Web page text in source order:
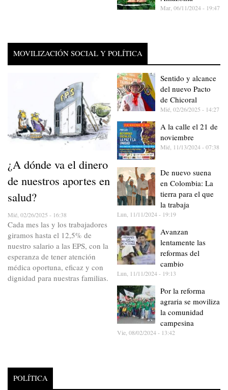
Mar, 06/11/2024 - 19:47
MOVILIZACIÓN SOCIAL Y POLÍTICA
¿A dónde va el dinero
de nuestros aportes en
salud?
Mié, 02/26/2025 - 16:38
Cada mes las y los trabajadores
giramos hasta el 12,5% de
nuestro salario a las EPS, con la
esperanza de tener atención
médica oportuna, eficaz y con
dignidad para nuestras familias.
Sentido y alcance
del nuevo Pacto
de Chicoral
Mié, 02/26/2025 - 14:27
A la calle el 21 de
noviembre
Mié, 11/13/2024 - 07:38
De nuevo suena
en Colombia: La
tierra para el que
la trabaja
Lun, 11/11/2024 - 19:19
Avanzan
lentamente las
reformas del
cambio
Lun, 11/11/2024 - 19:13
Por la reforma
agraria se moviliza
la comunidad
campesina
Vie, 08/02/2024 - 13:42
POLÍTICA